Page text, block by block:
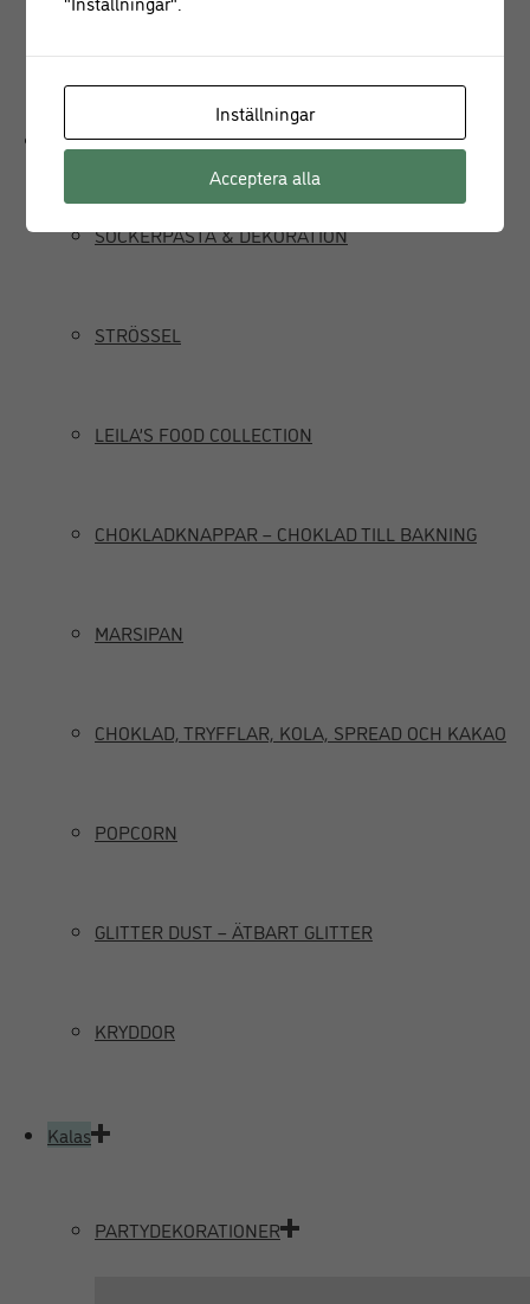
Delikatesser
SOCKERPASTA & DEKORATION
STRÖSSEL
LEILA’S FOOD COLLECTION
CHOKLADKNAPPAR – CHOKLAD TILL BAKNING
MARSIPAN
CHOKLAD, TRYFFLAR, KOLA, SPREAD OCH KAKAO
POPCORN
GLITTER DUST – ÄTBART GLITTER
KRYDDOR
Kalas
PARTYDEKORATIONER
Inställningar
Acceptera alla